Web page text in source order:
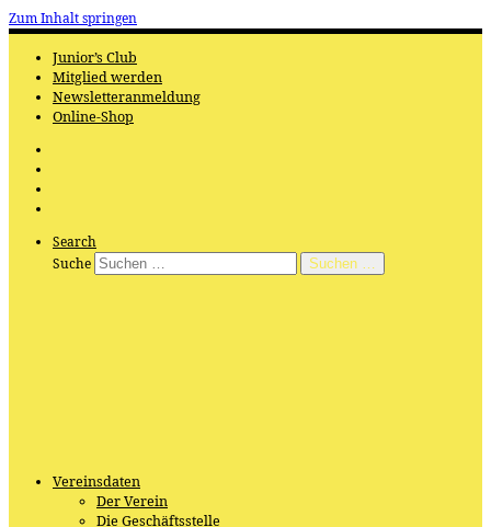
Zum Inhalt springen
Junior’s Club
Mitglied werden
Newsletteranmeldung
Online-Shop
Search
Suche
Suchen …
Vereinsdaten
Der Verein
Die Geschäftsstelle